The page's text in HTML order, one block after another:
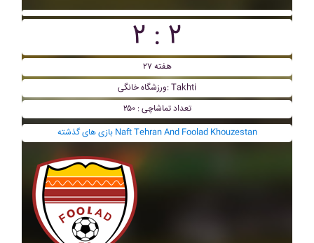
۲ : ۲
هفته ۲۷
ورزشگاه خانگی: Takhti
تعداد تماشاچی : ۲۵۰
بازی های گذشته Naft Tehran And Foolad Khouzestan